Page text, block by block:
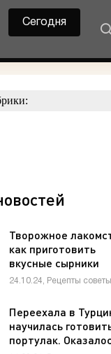
Сегодня
Творожное
как приготовить
вкусные сырники
Сырники
24.10.24, Рецепты советы
Переехала в
научилась
портулак.